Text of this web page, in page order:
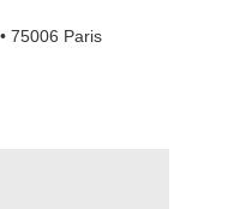
75006 Paris